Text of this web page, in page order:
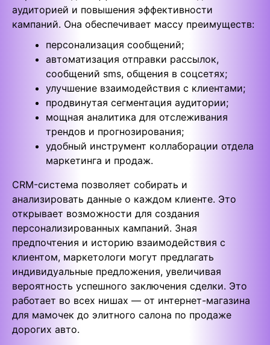
аудиторией и повышения эффективности
кампаний. Она обеспечивает массу преимуществ:
персонализация сообщений;
автоматизация отправки рассылок,
сообщений sms, общения в соцсетях;
улучшение взаимодействия с клиентами;
продвинутая сегментация аудитории;
мощная аналитика для отслеживания
трендов и прогнозирования;
удобный инструмент коллаборации отдела
маркетинга и продаж.
CRM-система позволяет собирать и
анализировать данные о каждом клиенте. Это
открывает возможности для создания
персонализированных кампаний. Зная
предпочтения и историю взаимодействия с
клиентом, маркетологи могут предлагать
индивидуальные предложения, увеличивая
вероятность успешного заключения сделки. Это
работает во всех нишах — от интернет-магазина
для мамочек до элитного салона по продаже
дорогих авто.